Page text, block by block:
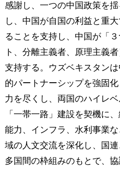
感謝し、一つの中国政策を
し、中国が自国の利益と重
ることを支持し、中国が「
ト、分離主義者、原理主義
支持する。ウズベキスタン
的パートナーシップを強固
力を尽くし、両国のハイレベ
「一帯一路」建設を契機に
能力、インフラ、水利事業
域の人文交流を深化し、国
多国間の枠組みのもとで、協